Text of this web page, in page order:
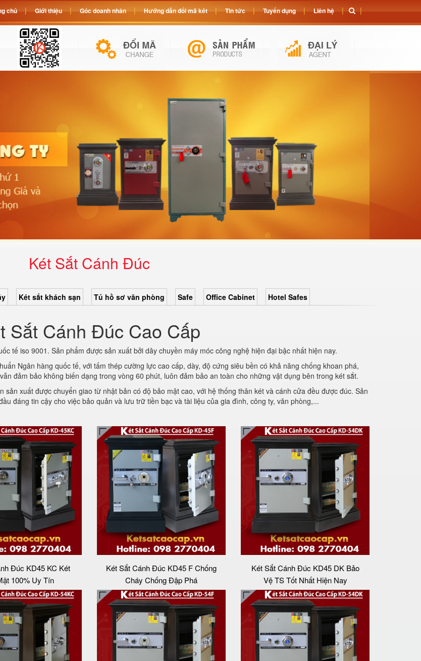
Két Sắt Cánh Đúc
Két sắt khách sạn Tủ hồ sơ văn phòng Safe Office Cabinet Hotel Safes
Sắt Cánh Đúc Cao Cấp
tế iso 9001. Sản phẩm được sản xuất bởi dây chuyền máy móc công nghệ hiện đại bậc nhất hiện nay.
Ngân hàng quốc tế, với tấm thép cường lực cao cấp, dày, độ cứng siêu bền có khả năng chống khoan phá,
đảm bảo không biến dạng trong vòng 60 phút, luôn đảm bảo an toàn cho những vật dụng bên trong két sắt.
xuất được chuyển giao từ nhật bản có độ bảo mật cao, với hệ thống thân két và cánh cửa đều được đúc. Sản
đáng tin cậy cho việc bảo quản và lưu trữ tiền bạc và tài liệu của gia đình, công ty, văn phòng,...
Đúc KD45 KC Két
100% Uy Tín
Két Sắt Cánh Đúc KD45 F Chống
Cháy Chống Đập Phá
Két Sắt Cánh Đúc KD45 DK Bảo
Vệ TS Tốt Nhất Hiện Nay
chủ Giới thiệu Góc doanh nhân Hướng dẫn đổi mã két Tin tức Tuyển dụng Liên hệ